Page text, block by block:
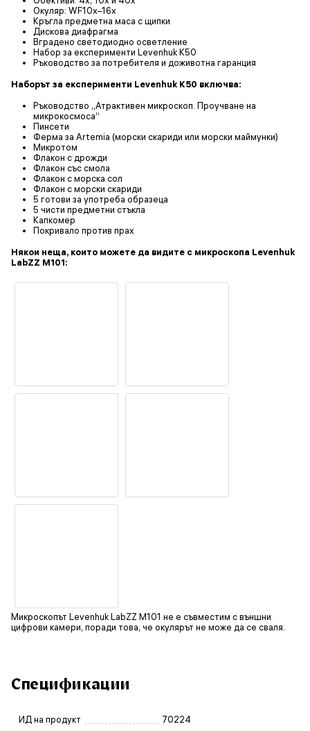
Окуляр: WF10x–16x
Кръгла предметна маса с щипки
Дискова диафрагма
Вградено светодиодно осветление
Набор за експерименти Levenhuk K50
Ръководство за потребителя и доживотна гаранция
Наборът за експерименти Levenhuk K50 включва:
Ръководство „Атрактивен микроскоп. Проучване на
микрокосмоса“
Пинсети
Ферма за Artemia (морски скариди или морски маймунки)
Микротом
Флакон с дрожди
Флакон със смола
Флакон с морска сол
Флакон с морски скариди
5 готови за употреба образеца
5 чисти предметни стъкла
Капкомер
Покривало против прах
Някои неща, които можете да видите с микроскопа Levenhuk
LabZZ M101:
Микроскопът Levenhuk LabZZ M101 не е съвместим с външни
цифрови камери, поради това, че окулярът не може да се сваля.
Спецификации
ИД на продукт 70224